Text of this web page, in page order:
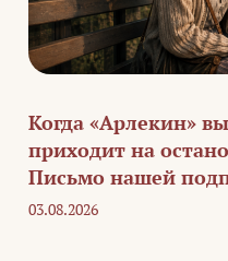
Когда «Арлекин»
приходит на
Письмо нашей
03.08.2026